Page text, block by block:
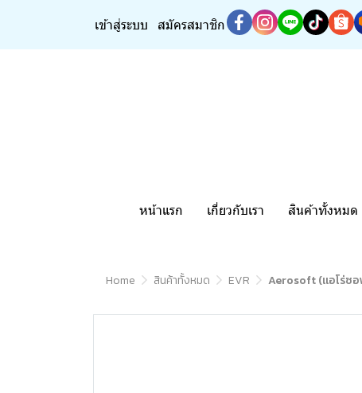
เข้าสู่ระบบ สมัครสมาชิก
หน้าแรก เกี่ยวกับเรา สินค้าทั้งหมด
Home สินค้าทั้งหมด EVR Aerosoft (แอโร่ซ